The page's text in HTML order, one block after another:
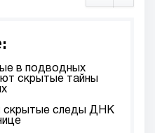
в подводных
скрытые тайны
скрытые следы ДНК